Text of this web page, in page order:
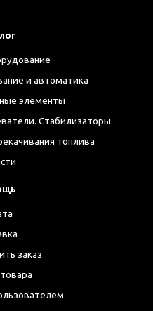
и автоматика
элементы
Стабилизаторы
топлива
заказ